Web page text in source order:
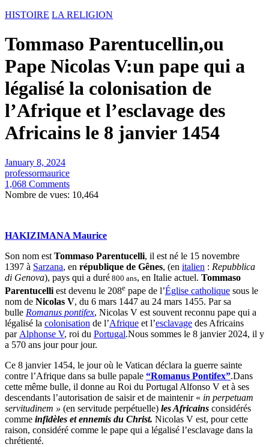
HISTOIRE LA RELIGION
Tommaso Parentucellin,ou
Pape Nicolas V:un pape qui a
légalisé la colonisation de
l’Afrique et l’esclavage des
Africains le 8 janvier 1454
January 8, 2024
professormaurice
1,068 Comments
Nombre de vues: 10,464
HAKIZIMANA Maurice
Son nom est Tommaso Parentucelli, il est né le 15 novembre
1397 à Sarzana, en république de Gênes, (en italien : Repubblica
di Genova), pays qui a duré 800 ans, en Italie actuel. Tommaso
Parentucelli est devenu le 208e pape de l’Église catholique sous le
nom de Nicolas V, du 6 mars 1447 au 24 mars 1455. Par sa
bulle Romanus pontifex, Nicolas V est souvent reconnu pape qui a
légalisé la colonisation de l’Afrique et l’esclavage des Africains
par Alphonse V, roi du Portugal.Nous sommes le 8 janvier 2024, il y
a 570 ans jour pour jour.
Ce 8 janvier 1454, le jour où le Vatican déclara la guerre sainte
contre l’Afrique dans sa bulle papale “Romanus Pontifex”.Dans
cette même bulle, il donne au Roi du Portugal Alfonso V et à ses
descendants l’autorisation de saisir et de maintenir « in perpetuam
servitudinem » (en servitude perpétuelle) les Africains considérés
comme infidèles et ennemis du Christ. Nicolas V est, pour cette
raison, considéré comme le pape qui a légalisé l’esclavage dans la
chrétienté.